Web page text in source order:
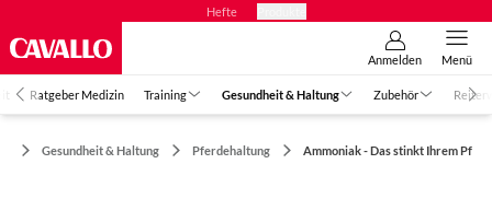
Hefte
Anmelden Menü
Ratgeber Medizin Training Gesundheit & Haltung Zubehör
Gesundheit & Haltung Pferdehaltung Ammoniak - Das stinkt Ihrem Pferd